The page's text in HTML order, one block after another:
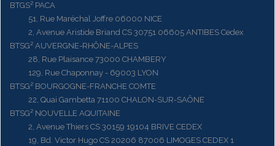
BTGS² PACA
51, Rue Maréchal Joffre 06000 NICE
2, Avenue Aristide Briand CS 30751 06605 ANTIBES Cedex
BTSG² AUVERGNE-RHÔNE-ALPES
28, Rue Plaisance 73000 CHAMBERY
129, Rue Chaponnay - 69003 LYON
BTSG² BOURGOGNE-FRANCHE COMTE
22, Quai Gambetta 71100 CHALON-SUR-SAÔNE
BTSG² NOUVELLE AQUITAINE
2, Avenue Thiers CS 30159 19104 BRIVE CEDEX
19, Bd. Victor Hugo CS 20206 87006 LIMOGES CEDEX 1